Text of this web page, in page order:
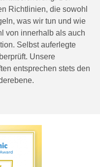
Richtlinien, die sowohl
was wir tun und wie
von innerhalb als auch
Selbst auferlegte
Unsere
entsprechen stets den